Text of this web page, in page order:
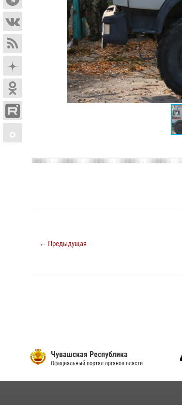
← Предыдущая
Чувашская Республика
Официальный портал органов власти